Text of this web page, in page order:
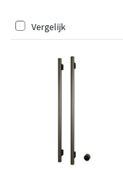
Vergelijk